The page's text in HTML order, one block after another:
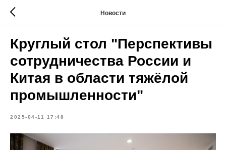
Новости
Круглый стол "Перспективы
сотрудничества России и
Китая в области тяжёлой
промышленности"
2025-04-11 17:48